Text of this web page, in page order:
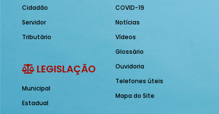
Cidadão
Servidor
Tributário
LEGISLAÇÃO
Municipal
Estadual
COVID-19
Notícias
Vídeos
Glossário
Ouvidoria
Telefones úteis
Mapa do Site